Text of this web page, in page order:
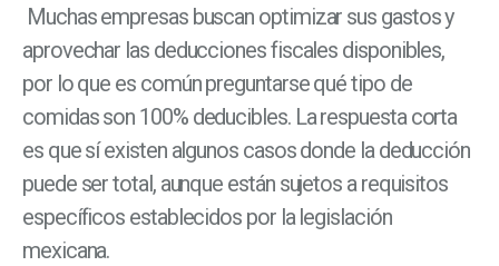
Muchas empresas buscan optimizar sus gastos y
aprovechar las deducciones fiscales disponibles,
por lo que es común preguntarse qué tipo de
comidas son 100% deducibles. La respuesta corta
es que sí existen algunos casos donde la deducción
puede ser total, aunque están sujetos a requisitos
específicos establecidos por la legislación
mexicana.